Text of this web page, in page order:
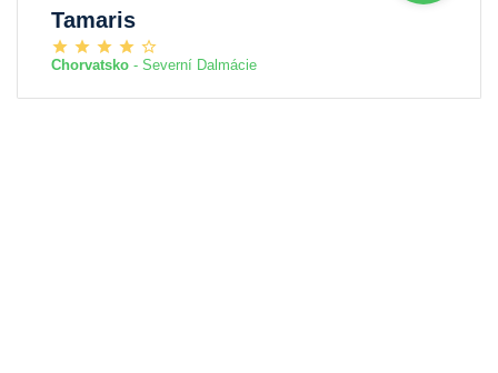
Tamaris
Chorvatsko - Severní Dalmácie